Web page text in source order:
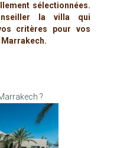
sélectionnées.
la villa qui
critères pour vos
Marrakech.
?